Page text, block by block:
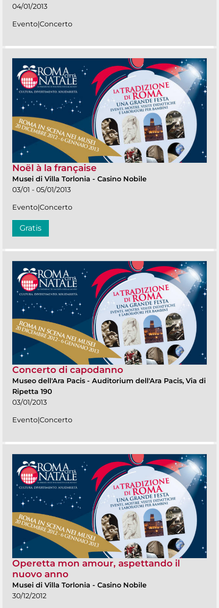
04/01/2013
Evento|Concerto
Noël à la française
Musei di Villa Torlonia - Casino Nobile
03/01 - 05/01/2013
Evento|Concerto
Gratis
Concerto di capodanno
Museo dell'Ara Pacis - Auditorium dell'Ara Pacis, Via di
Ripetta 190
03/01/2013
Evento|Concerto
Operetta mon amour, aspettando il
nuovo anno
Musei di Villa Torlonia - Casino Nobile
30/12/2012